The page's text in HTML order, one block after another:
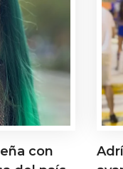
con